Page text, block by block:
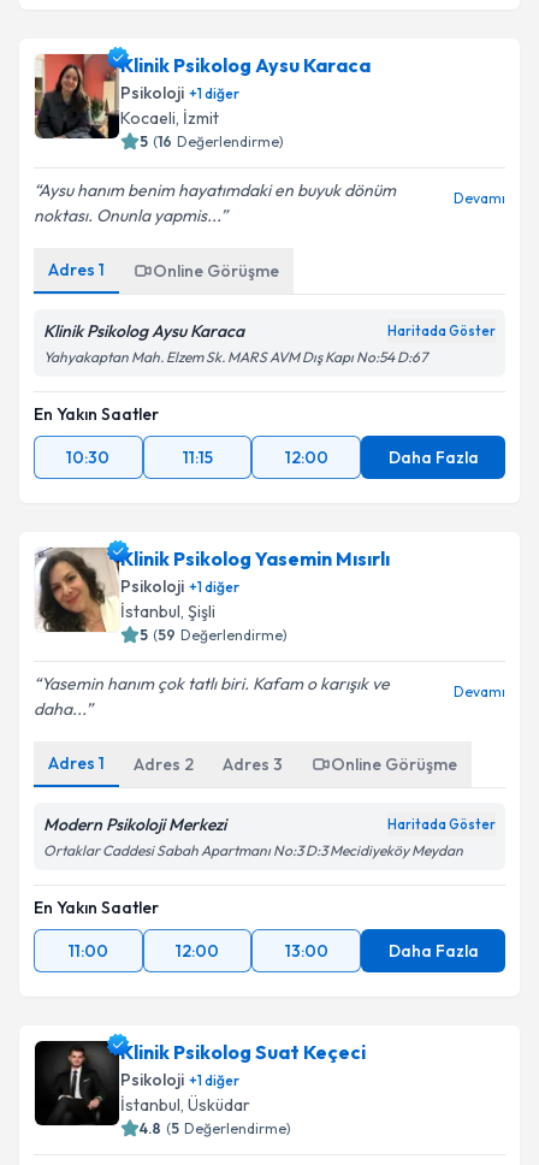
Klinik Psikolog Aysu Karaca
Psikoloji +1diğer
Kocaeli, İzmit
5 (16 Değerlendirme)
Aysu hanım benim hayatımdaki en buyuk dönüm
noktası. Onunla yapmis...
Devamı
Adres 1 Online Görüşme
Klinik Psikolog Aysu Karaca Haritada Göster
Yahyakaptan Mah. Elzem Sk. MARS AVM Dış Kapı No:54 D:67
En Yakın Saatler
10:30
11:15 12:00 Daha Fazla
Klinik Psikolog Yasemin Mısırlı
Psikoloji +1diğer
İstanbul, Şişli
5 (59 Değerlendirme)
Yasemin hanım çok tatlı biri. Kafam o karışık ve
daha...
Devamı
Adres 1 Adres 2 Adres 3 Online Görüşme
Modern Psikoloji Merkezi Haritada Göster
Ortaklar Caddesi Sabah Apartmanı No:3 D:3 Mecidiyeköy Meydan
En Yakın Saatler
11:00
12:00 13:00 Daha Fazla
Klinik Psikolog Suat Keçeci
Psikoloji +1diğer
İstanbul, Üsküdar
4.8 (5 Değerlendirme)